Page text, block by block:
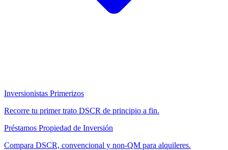
Inversionistas Primerizos
Recorre tu primer trato DSCR de principio a fin.
Préstamos Propiedad de Inversión
Compara DSCR, convencional y non-QM para alquileres.